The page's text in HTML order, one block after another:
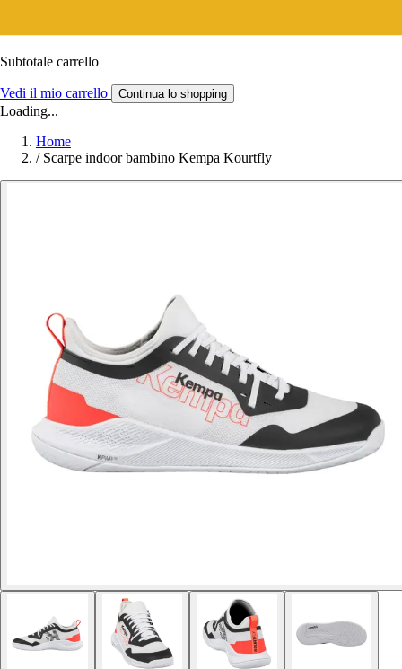
Subtotale carrello
Vedi il mio carrello Continua lo shopping
Loading...
Home
/ Scarpe indoor bambino Kempa Kourtfly